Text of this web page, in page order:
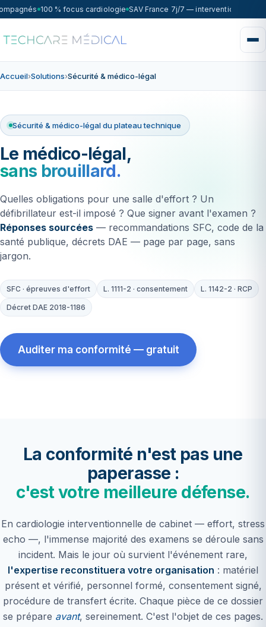
100 % focus cardiologie SAV France 7j/7 — intervention sous
Accueil›Solutions›Sécurité & médico-légal
Sécurité & médico-légal du plateau technique
Le médico-légal,
sans brouillard.
Quelles obligations pour une salle d'effort ? Un
défibrillateur est-il imposé ? Que signer avant l'examen ?
Réponses sourcées — recommandations SFC, code de la
santé publique, décrets DAE — page par page, sans
jargon.
SFC · épreuves d'effort L. 1111-2 · consentement L. 1142-2 · RCP
Décret DAE 2018-1186
Auditer ma conformité — gratuit
48 h
La conformité n'est pas une
paperasse :
c'est votre meilleure défense.
En cardiologie interventionnelle de cabinet — effort, stress
echo —, l'immense majorité des examens se déroule sans
incident. Mais le jour où survient l'événement rare,
l'expertise reconstituera votre organisation : matériel
présent et vérifié, personnel formé, consentement signé,
procédure de transfert écrite. Chaque pièce de ce dossier
se prépare avant, sereinement. C'est l'objet de ces pages.